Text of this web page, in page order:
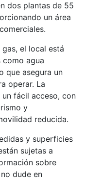
dos plantas de 55
un área
el local está
como agua
que asegura un
operar. La
fácil acceso, con
y
reducida.
y superficies
sujetas a
sobre
dude en